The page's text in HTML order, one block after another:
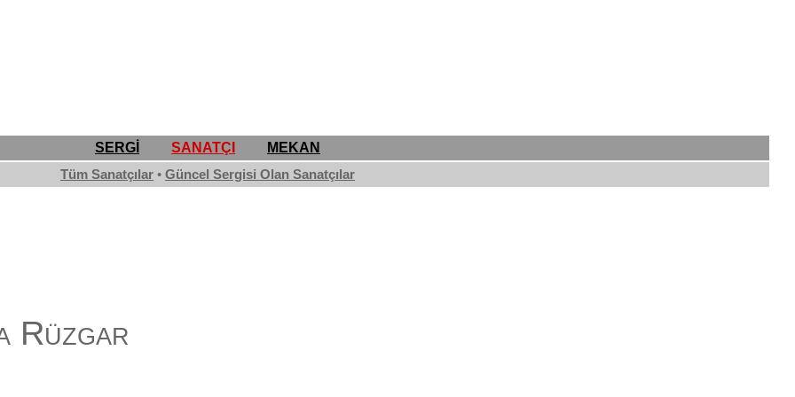
SERGİ SANATÇI
MEKAN
Tüm Sanatçılar • Güncel Sergisi Olan Sanatçılar
Rüzgar